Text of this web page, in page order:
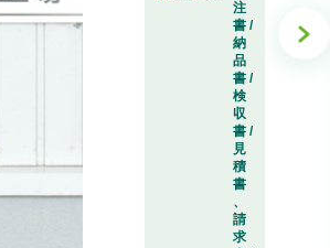
注
書 /
納
品
書 /
検
収
書 /
見
積
書
、
請
求